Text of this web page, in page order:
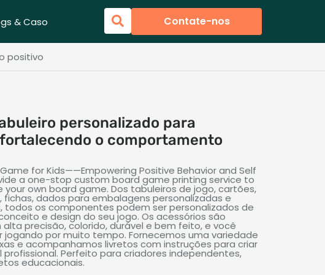
& Caso Contate-nos
positivo
personalizado para
o comportamento
for Kids——Empowering Positive Behavior and Self
a one-stop custom board game printing service to
your own board game. Dos tabuleiros de jogo, cartões,
fichas, dados para embalagens personalizadas e
todos os componentes podem ser personalizados de
e design do seu jogo. Os acessórios são
precisão, colorido, durável e bem feito, e você
jogando por muito tempo. Fornecemos uma variedade
e acompanhamos livretos com instruções para criar
Perfeito para criadores independentes,
educacionais.